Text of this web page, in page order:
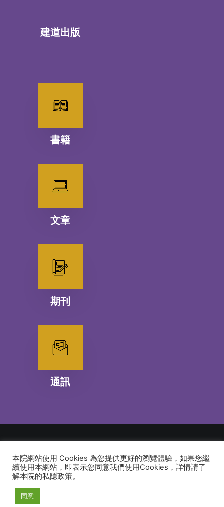
建道出版
書籍
文章
期刊
通訊
© 2026 建道神學院Alliance Bible Seminary. All rights reserved
本院網站使用 Cookies 為您提供更好的瀏覽體驗，如果您繼
續使用本網站，即表示您同意我們使用Cookies，詳情請了
解本院的私隱政策。
同意